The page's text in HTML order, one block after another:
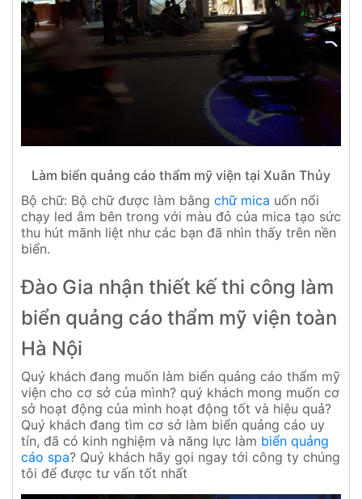
Làm biển quảng cáo thẩm mỹ viện tại Xuân Thủy
Bộ chữ: Bộ chữ được làm bằng chữ mica uốn nổi
chạy led âm bên trong với màu đỏ của mica tạo sức
thu hút mãnh liệt như các bạn đã nhìn thấy trên nền
biển.
Đào Gia nhận thiết kế thi công làm
biển quảng cáo thẩm mỹ viện toàn
Hà Nội
Quý khách đang muốn làm biển quảng cáo thẩm mỹ
viện cho cơ sở của mình? quý khách mong muốn cơ
sở hoạt động của mình hoạt động tốt và hiệu quả?
Quý khách đang tìm cơ sở làm biển quảng cáo uy
tín, đã có kinh nghiệm và năng lực làm biển quảng
cáo spa? Quý khách hãy gọi ngay tới công ty chúng
tôi để được tư vấn tốt nhất